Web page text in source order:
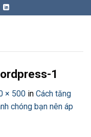
1
× 500 in Cách tăng
chóng bạn nên áp